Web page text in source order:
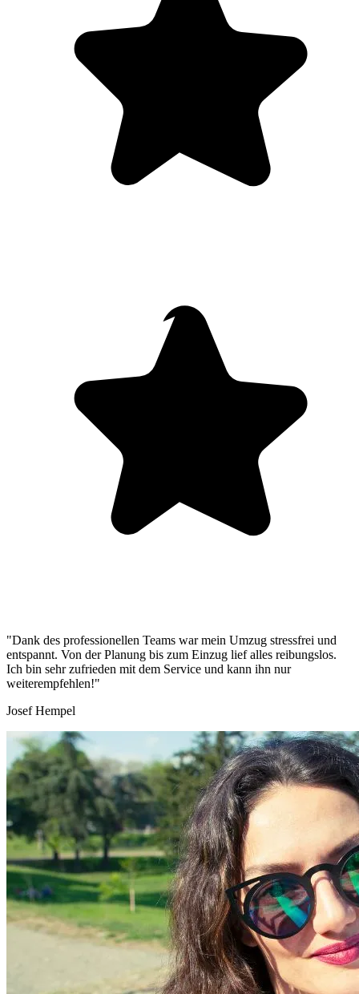
"Dank des professionellen Teams war mein Umzug stressfrei und
entspannt. Von der Planung bis zum Einzug lief alles reibungslos.
Ich bin sehr zufrieden mit dem Service und kann ihn nur
weiterempfehlen!"
Josef Hempel